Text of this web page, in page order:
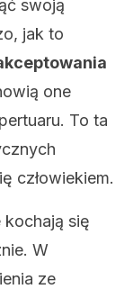
swoją
jak to
one
To ta
człowiekiem.
kochają się
W
ze